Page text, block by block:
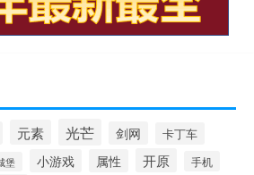
元素 光芒 剑网 卡丁车
堡 小游戏 属性 开原 手机